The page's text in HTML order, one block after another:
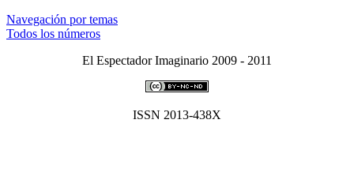
Navegación por temas
Todos los números
El Espectador Imaginario 2009 - 2011
ISSN 2013-438X